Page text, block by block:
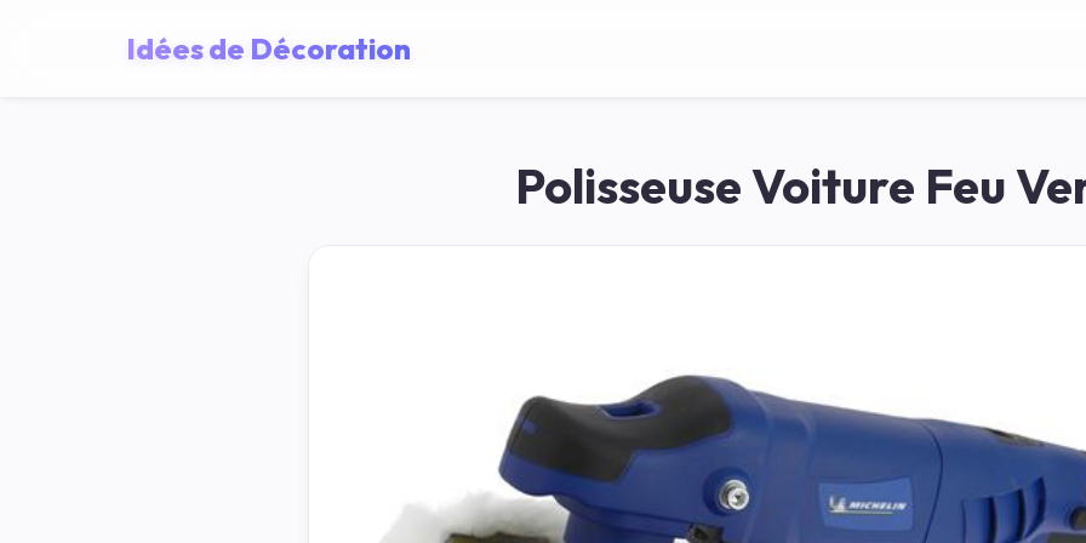
Idées de Décoration
Polisseuse Voiture Feu